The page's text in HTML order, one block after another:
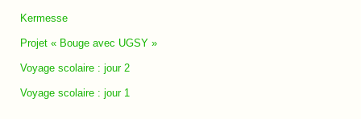
Kermesse
Projet « Bouge avec UGSY »
Voyage scolaire : jour 2
Voyage scolaire : jour 1